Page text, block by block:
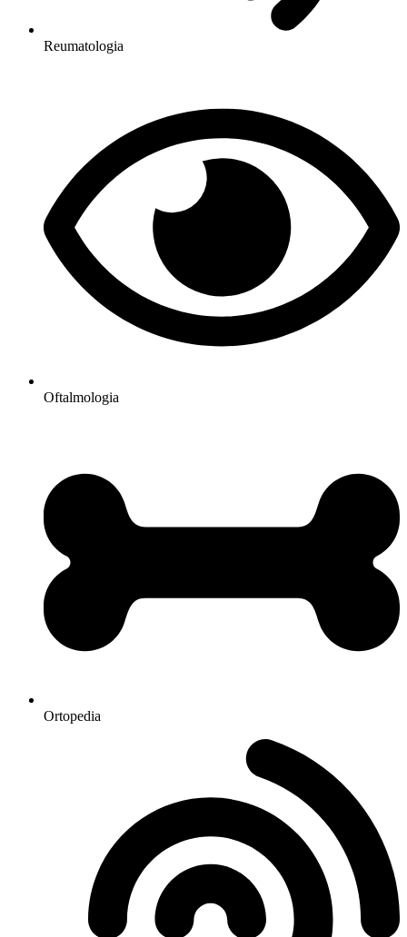
Reumatologia
Oftalmologia
Ortopedia